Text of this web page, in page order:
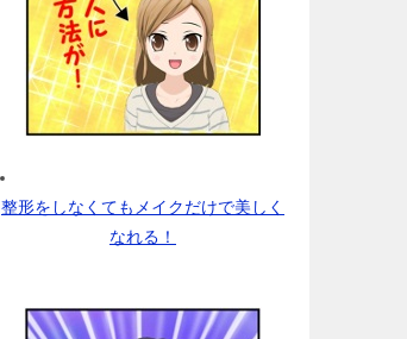
整形をしなくてもメイクだけで美しく
なれる！